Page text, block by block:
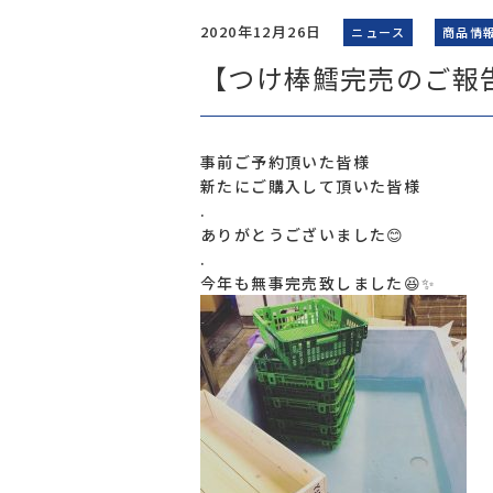
2020年12月26日 ニュース 商品情
【つけ棒鱈完売のご
事前ご予約頂いた皆様
新たにご購入して頂いた皆様
.
ありがとうございました😊
.
今年も無事完売致しました😆✨